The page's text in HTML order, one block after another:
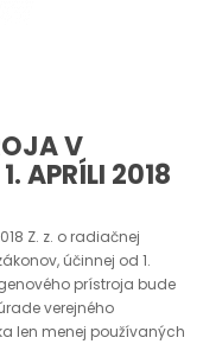
V
APRÍLI 2018
Z. z. o radiačnej
účinnej od 1.
prístroja bude
verejného
len menej používaných